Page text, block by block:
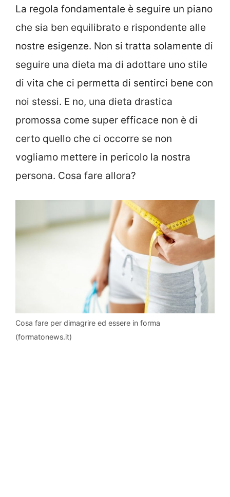
La regola fondamentale è seguire un piano
che sia ben equilibrato e rispondente alle
nostre esigenze. Non si tratta solamente di
seguire una dieta ma di adottare uno stile
di vita che ci permetta di sentirci bene con
noi stessi. E no, una dieta drastica
promossa come super efficace non è di
certo quello che ci occorre se non
vogliamo mettere in pericolo la nostra
persona. Cosa fare allora?
Cosa fare per dimagrire ed essere in forma
(formatonews.it)